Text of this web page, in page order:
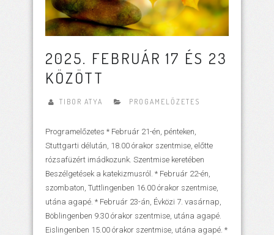
2025. FEBRUÁR 17 ÉS 23
KÖZÖTT
TIBOR ATYA PROGAMELŐZETES
Programelőzetes * Február 21-én, pénteken,
Stuttgarti délután, 18.00 órakor szentmise, előtte
rózsafüzért imádkozunk. Szentmise keretében
Beszélgetések a katekizmusról. * Február 22-én,
szombaton, Tuttlingenben 16.00 órakor szentmise,
utána agapé. * Február 23-án, Évközi 7. vasárnap,
Böblingenben 9.30 órakor szentmise, utána agapé.
Eislingenben 15.00 órakor szentmise, utána agapé. *